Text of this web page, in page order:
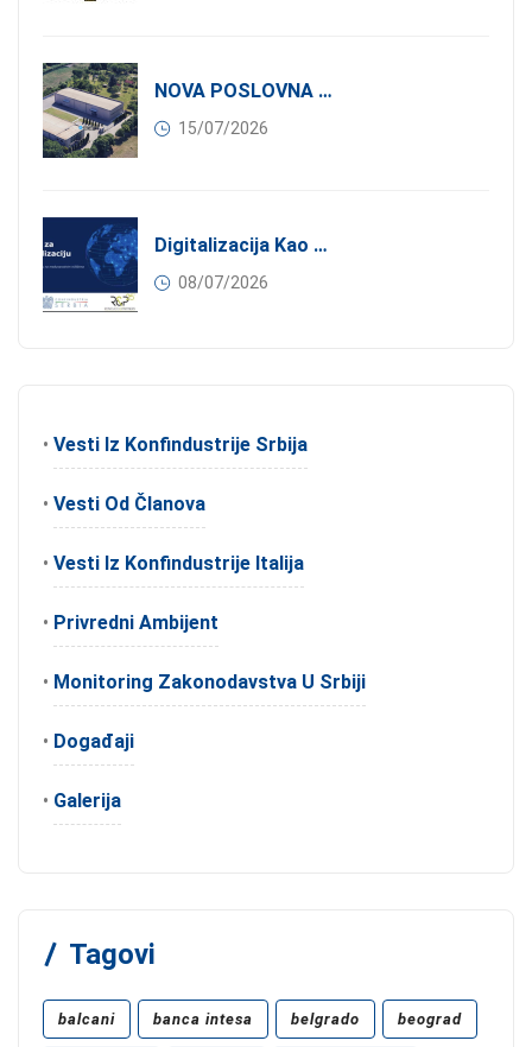
NOVA POSLOVNA PRILIKA ZA ČLANOVE KONFINDUSTRIJE SRBIJA: Izdavanje Moderne Industrijske Hale U Pančevu – 1.200 M² U Industrijskoj Zoni
15/07/2026
Digitalizacija Kao Pokretač Internacionalizacije
08/07/2026
• Vesti Iz Konfindustrije Srbija
• Vesti Od Članova
• Vesti Iz Konfindustrije Italija
• Privredni Ambijent
• Monitoring Zakonodavstva U Srbiji
• Događaji
• Galerija
Tagovi
balcani banca intesa belgrado beograd